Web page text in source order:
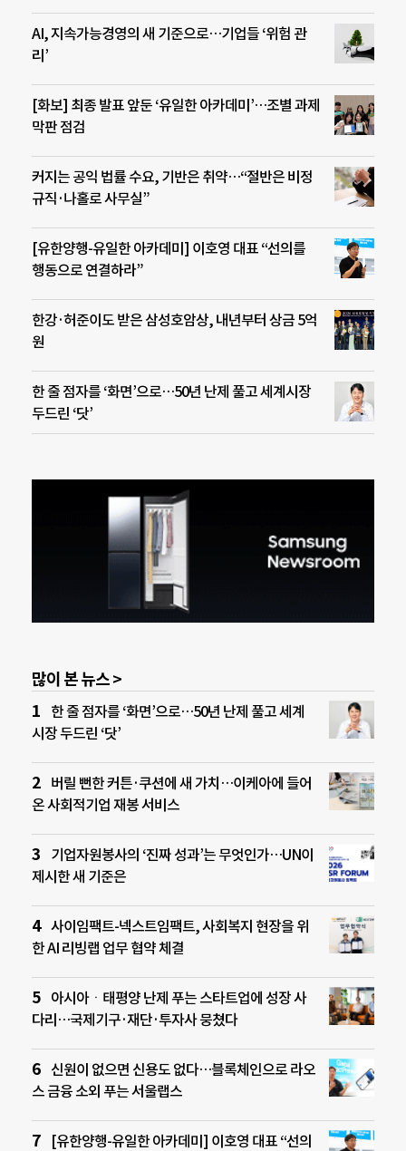
AI, 지속가능경영의 새 기준으로…기업들 ‘위험 관
리’
[화보] 최종 발표 앞둔 ‘유일한 아카데미’…조별 과제
막판 점검
커지는 공익 법률 수요, 기반은 취약…“절반은 비정
규직·나홀로 사무실”
[유한양행-유일한 아카데미] 이호영 대표 “선의를
행동으로 연결하라”
한강·허준이도 받은 삼성호암상, 내년부터 상금 5억
원
한 줄 점자를 ‘화면’으로…50년 난제 풀고 세계시장
두드린 ‘닷’
많이 본 뉴스 >
한 줄 점자를 ‘화면’으로…50년 난제 풀고 세계
시장 두드린 ‘닷’
버릴 뻔한 커튼·쿠션에 새 가치…이케아에 들어
온 사회적기업 재봉 서비스
기업자원봉사의 ‘진짜 성과’는 무엇인가…UN이
제시한 새 기준은
사이임팩트-넥스트임팩트, 사회복지 현장을 위
한 AI 리빙랩 업무 협약 체결
아시아ㆍ태평양 난제 푸는 스타트업에 성장 사
다리…국제기구·재단·투자사 뭉쳤다
신원이 없으면 신용도 없다…블록체인으로 라오
스 금융 소외 푸는 서울랩스
[유한양행-유일한 아카데미] 이호영 대표 “선의